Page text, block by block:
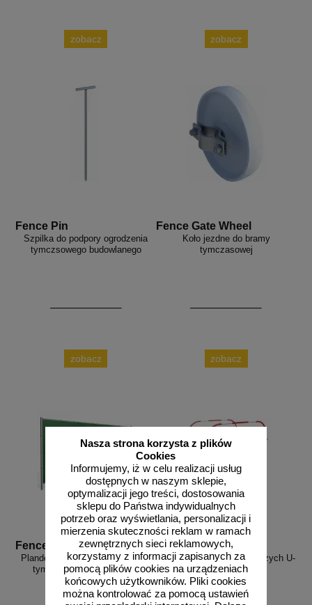
Nasza strona korzysta z plików
Cookies
Informujemy, iż w celu realizacji usług
dostępnych w naszym sklepie,
optymalizacji jego treści, dostosowania
sklepu do Państwa indywidualnych
potrzeb oraz wyświetlania, personalizacji i
mierzenia skuteczności reklam w ramach
zewnętrznych sieci reklamowych,
korzystamy z informacji zapisanych za
pomocą plików cookies na urządzeniach
końcowych użytkowników. Pliki cookies
można kontrolować za pomocą ustawień
zobacz zobacz
Fence Pin
Szpilka do podpory ogrodzenia
tymczsowego budowlanego
zobacz
Fence Gate Wheel
Koło jezdne do bramy
tymczasowej
zobacz
Fence Screen
Plandeka ochronna do ogrodzeń
tymczasowych ażurowych
FR_577
Kładka budowlana dla pieszych U-
28 198x100